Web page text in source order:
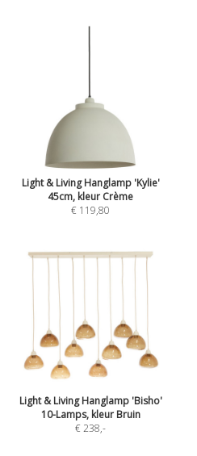
Light & Living Hanglamp 'Kylie'
45cm, kleur Crème
€ 119,80
Light & Living Hanglamp 'Bisho'
10-Lamps, kleur Bruin
€ 238,-